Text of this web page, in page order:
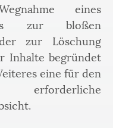
eines
zur bloßen
zur Löschung
Inhalte begründet
eine für den
erforderliche